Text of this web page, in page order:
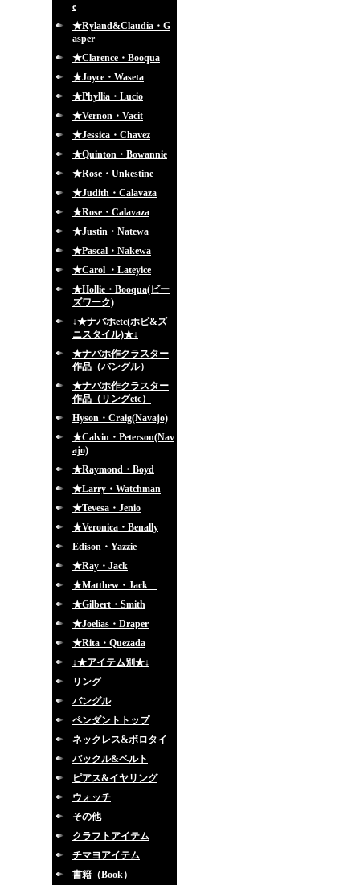
e
★Ryland&Claudia・G
asper
★Clarence・Booqua
★Joyce・Waseta
★Phyllia・Lucio
★Vernon・Vacit
★Jessica・Chavez
★Quinton・Bowannie
★Rose・Unkestine
★Judith・Calavaza
★Rose・Calavaza
★Justin・Natewa
★Pascal・Nakewa
★Carol ・Lateyice
★Hollie・Booqua(ビー
ズワーク)
↓★ナバホetc(ホピ&ズ
ニスタイル)★↓
★ナバホ作クラスター
作品（バングル）
★ナバホ作クラスター
作品（リングetc）
Hyson・Craig(Navajo)
★Calvin・Peterson(Nav
ajo)
★Raymond・Boyd
★Larry・Watchman
★Tevesa・Jenio
★Veronica・Benally
Edison・Yazzie
★Ray・Jack
★Matthew・Jack
★Gilbert・Smith
★Joelias・Draper
★Rita・Quezada
↓★アイテム別★↓
リング
バングル
ペンダントトップ
ネックレス&ボロタイ
バックル&ベルト
ピアス&イヤリング
ウォッチ
その他
クラフトアイテム
チマヨアイテム
書籍（Book）